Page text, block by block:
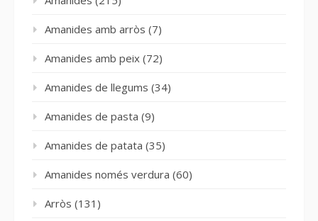
Amanides amb arròs (7)
Amanides amb peix (72)
Amanides de llegums (34)
Amanides de pasta (9)
Amanides de patata (35)
Amanides només verdura (60)
Arròs (131)